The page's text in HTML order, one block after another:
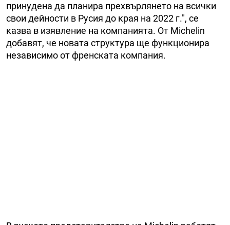
принудена да планира прехвърлянето на всички
свои дейности в Русия до края на 2022 г.", се
казва в изявление на компанията. От Michelin
добавят, че новата структура ще функционира
независимo от френската компания.